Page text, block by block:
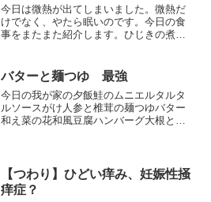
今日は微熱が出てしまいました。微熱だ
けでなく、やたら眠いのです。今日の食
事をまたまた紹介します。ひじきの煮物
米トマトコンソメスープとても美味しい
食事でした。色々な体の変...
バターと麺つゆ 最強
今日の我が家の夕飯鮭のムニエルタルタ
ルソースがけ人参と椎茸の麺つゆバター
和え菜の花和風豆腐ハンバーグ大根とベ
和風が割と多いと言われて...
【つわり】ひどい痒み、妊娠性掻
痒症？